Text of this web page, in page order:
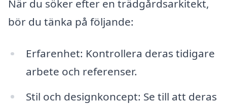
När du söker efter en trädgårdsarkitekt,
bör du tänka på följande:
Erfarenhet: Kontrollera deras tidigare
arbete och referenser.
Stil och designkoncept: Se till att deras